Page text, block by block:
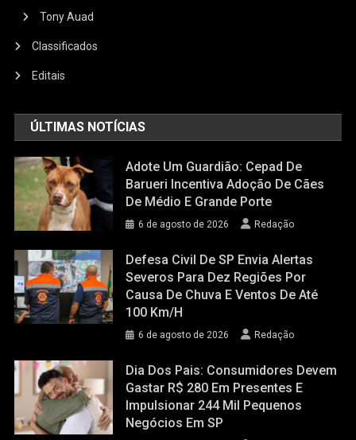
Tony Auad
Classificados
Editais
ÚLTIMAS NOTÍCIAS
Adote Um Guardião: Cepad De
Barueri Incentiva Adoção De Cães
De Médio E Grande Porte
6 de agosto de 2026 Redação
Defesa Civil De SP Envia Alertas
Severos Para Dez Regiões Por
Causa De Chuva E Ventos De Até
100 Km/h
6 de agosto de 2026 Redação
Dia Dos Pais: Consumidores Devem
Gastar R$ 280 Em Presentes E
Impulsionar 244 Mil Pequenos
Negócios Em SP